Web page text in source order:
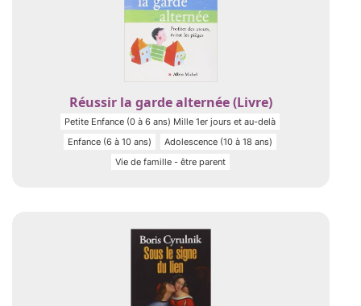
Réussir la garde alternée (Livre)
Petite Enfance (0 à 6 ans) Mille 1er jours et au-delà
Enfance (6 à 10 ans)
Adolescence (10 à 18 ans)
Vie de famille - être parent